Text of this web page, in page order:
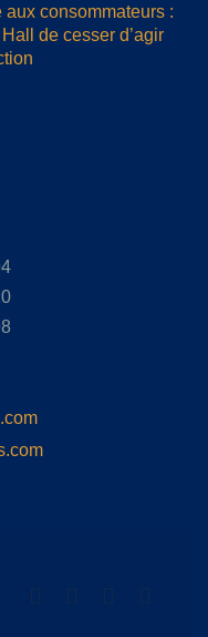
consommateurs :
de cesser d’agir